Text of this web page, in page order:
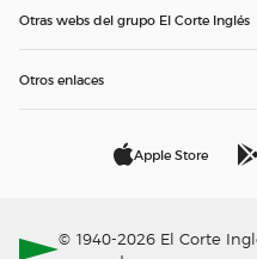
Otras webs del grupo El Corte Inglés
Otros enlaces
Apple Store
© 1940-2026 El Corte